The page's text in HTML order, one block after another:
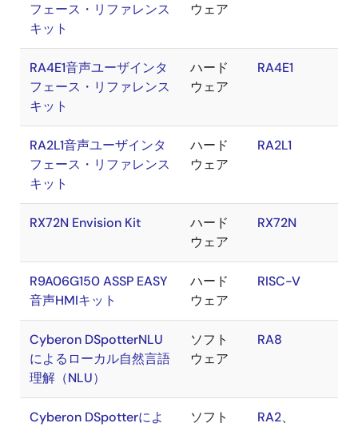
フェース・リファレンス
キット
ウェア
RA4E1音声ユーザインタ
フェース・リファレンス
キット
ハード
ウェア
RA4E1
RA2L1音声ユーザインタ
フェース・リファレンス
キット
ハード
ウェア
RA2L1
RX72N Envision Kit
ハード
ウェア
RX72N
R9A06G150 ASSP EASY
音声HMIキット
ハード
ウェア
RISC-V
Cyberon DSpotterNLU
によるローカル自然言語
理解（NLU）
ソフト
ウェア
RA8
Cyberon DSpotterによ
ソフト
RA2、